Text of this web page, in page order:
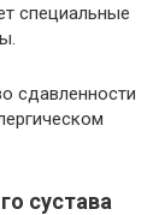
специальные
сдавленности
сустава